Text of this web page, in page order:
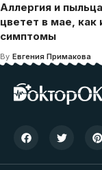
Аллергия и
цветет в мае, как
симптомы
By Евгения Примакова